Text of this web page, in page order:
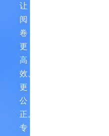
让
阅
卷
更
高
效、
更
公
正。
专